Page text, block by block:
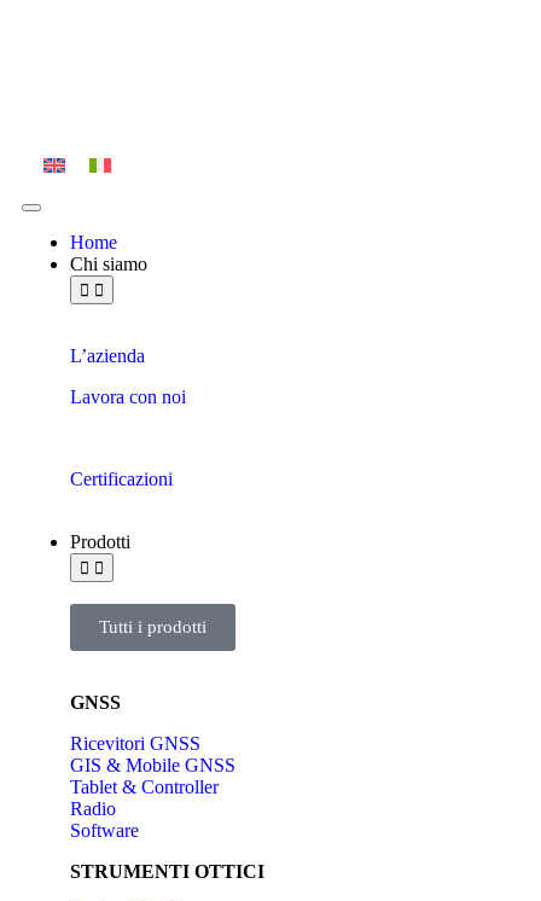
Home
Chi siamo
L’azienda
Lavora con noi
Certificazioni
Prodotti
Tutti i prodotti
GNSS
Ricevitori GNSS
GIS & Mobile GNSS
Tablet & Controller
Radio
Software
STRUMENTI OTTICI